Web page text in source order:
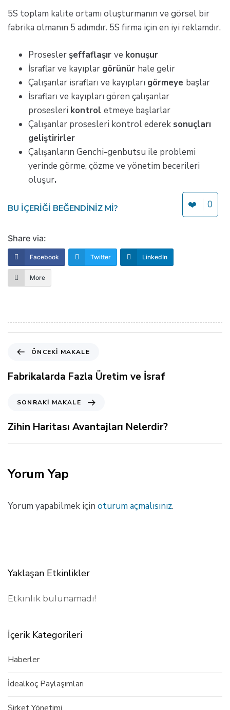
5S toplam kalite ortamı oluşturmanın ve görsel bir
fabrika olmanın 5 adımdır. 5S firma için en iyi reklamdır.
Prosesler şeffaflaşır ve konuşur
İsraflar ve kayıplar görünür hale gelir
Çalışanlar israfları ve kayıpları görmeye başlar
İsrafları ve kayıpları gören çalışanlar
prosesleri kontrol etmeye başlarlar
Çalışanlar prosesleri kontrol ederek sonuçları
geliştirirler
Çalışanların Genchi-genbutsu ile problemi
yerinde görme, çözme ve yönetim becerileri
oluşur.
BU IÇERIĞI BEĞENDINIZ MI? ❤️ 0
Share via:
Facebook Twitter LinkedIn
More
c
e
a
k
l
e
ÖNCEKI MAKALE
Fabrikalarda Fazla Üretim ve İsraf
n
r
a
i
M
k
SONRAKI MAKALE
Zihin Haritası Avantajları Nelerdir?
Yorum Yap
Yorum yapabilmek için oturum açmalısınız.
Yaklaşan Etkinlikler
Etkinlik bulunamadı!
İçerik Kategorileri
Haberler
İdealkoç Paylaşımları